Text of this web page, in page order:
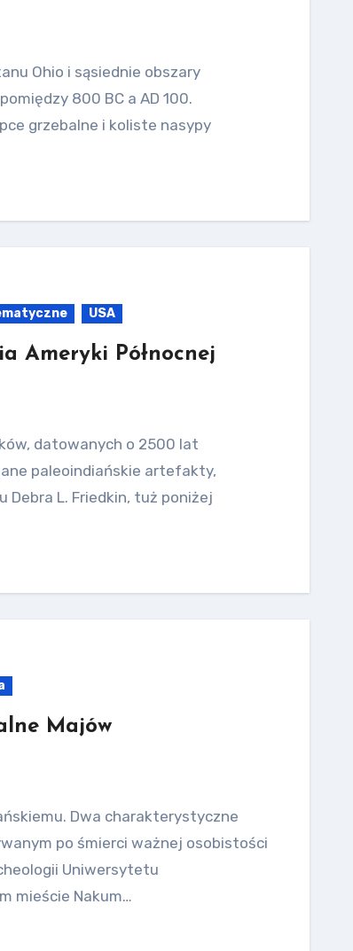
Ohio i sąsiednie obszary
800 BC a AD 100.
grzebalne i koliste nasypy
USA
Ameryki Północnej
datowanych o 2500 lat
paleoindiańskie artefakty,
Debra L. Friedkin, tuż poniżej
Majów
Dwa charakterystyczne
po śmierci ważnej osobistości
Uniwersytetu
mieście Nakum…